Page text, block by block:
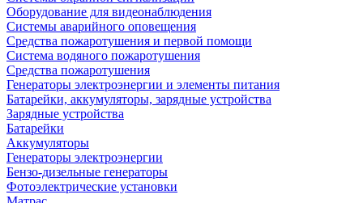
Оборудование для видеонаблюдения
Системы аварийного оповещения
Средства пожаротушения и первой помощи
Система водяного пожаротушения
Средства пожаротушения
Генераторы электроэнергии и элементы питания
Батарейки, аккумуляторы, зарядные устройства
Зарядные устройства
Батарейки
Аккумуляторы
Генераторы электроэнергии
Бензо-дизельные генераторы
Фотоэлектрические установки